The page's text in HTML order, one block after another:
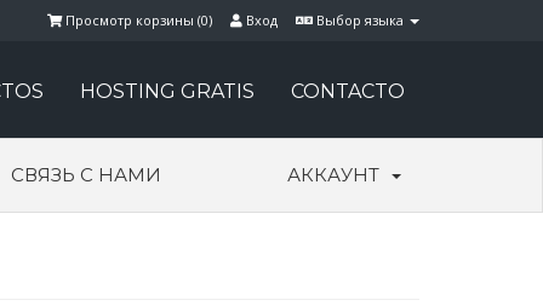
Выбор языка
Вход
Просмотр корзины (0)
HOSTING GRATIS CONTACTO
СВЯЗЬ С НАМИ АККАУНТ